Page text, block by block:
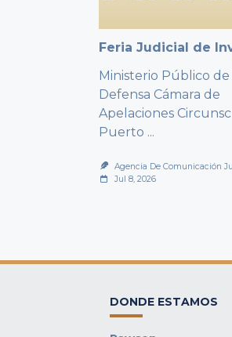
Feria Judicial de
Ministerio Público de
Defensa Cámara de
Apelaciones
Puerto ...
Agencia De Comunicación
Jul 8, 2026
DONDE ESTAMOS